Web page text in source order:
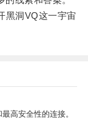
洞VQ这一宇宙
高安全性的连接。